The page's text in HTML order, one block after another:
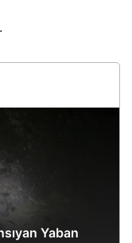
Yaban